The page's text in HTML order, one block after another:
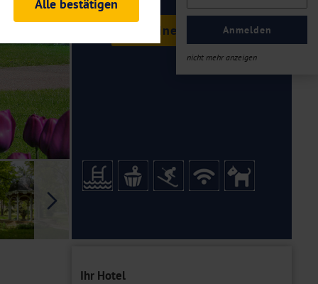
Anmelden
nicht mehr anzeigen
Termine & Preise
Ihr Hotel
und Analysen. Mithilfe
Auftritts ermitteln und
es zu einer Drittlands
Daten finden Sie in unseren
Alle bestätigen